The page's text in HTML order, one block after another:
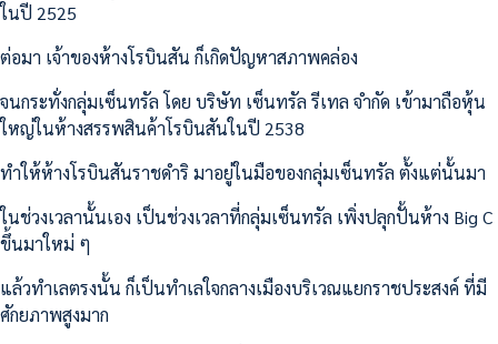
ในปี 2525
ต่อมา เจ้าของห้างโรบินสัน ก็เกิดปัญหาสภาพคล่อง
จนกระทั่งกลุ่มเซ็นทรัล โดย บริษัท เซ็นทรัล รีเทล จำกัด เข้ามาถือหุ้น
ใหญ่ในห้างสรรพสินค้าโรบินสันในปี 2538
ทำให้ห้างโรบินสันราชดำริ มาอยู่ในมือของกลุ่มเซ็นทรัล ตั้งแต่นั้นมา
ในช่วงเวลานั้นเอง เป็นช่วงเวลาที่กลุ่มเซ็นทรัล เพิ่งปลุกปั้นห้าง Big C
ขึ้นมาใหม่ ๆ
แล้วทำเลตรงนั้น ก็เป็นทำเลใจกลางเมืองบริเวณแยกราชประสงค์ ที่มี
ศักยภาพสูงมาก